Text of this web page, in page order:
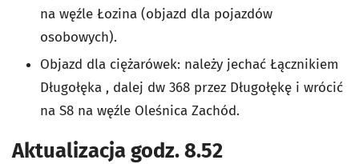
na węźle Łozina (objazd dla pojazdów
osobowych).
Objazd dla ciężarówek: należy jechać Łącznikiem
Długołęka , dalej dw 368 przez Długołękę i wrócić
na S8 na węźle Oleśnica Zachód.
Aktualizacja godz. 8.52